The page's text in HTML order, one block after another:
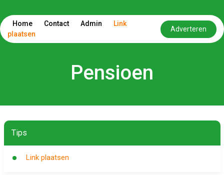
Home Contact Admin
Link
plaatsen
Adverteren
Pensioen
Tips
Link plaatsen